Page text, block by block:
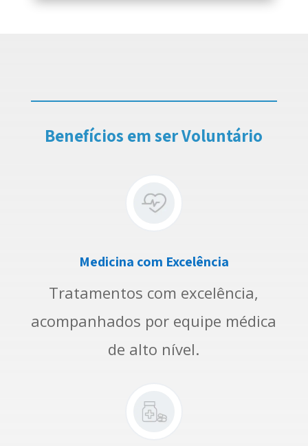
Benefícios em ser Voluntário
Medicina com Excelência
Tratamentos com excelência,
acompanhados por equipe médica
de alto nível.